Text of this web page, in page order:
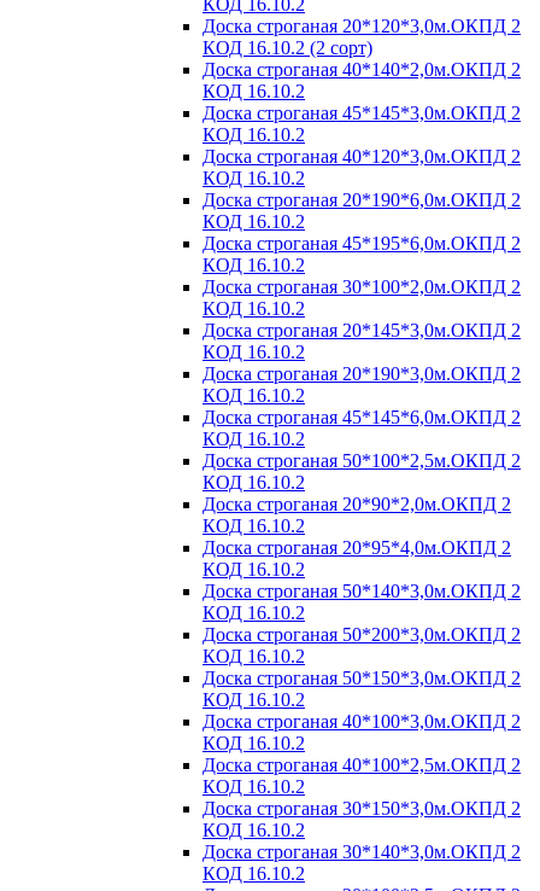
КОД 16.10.2
Доска строганая 20*120*3,0м.ОКПД 2
КОД 16.10.2 (2 сорт)
Доска строганая 40*140*2,0м.ОКПД 2
КОД 16.10.2
Доска строганая 45*145*3,0м.ОКПД 2
КОД 16.10.2
Доска строганая 40*120*3,0м.ОКПД 2
КОД 16.10.2
Доска строганая 20*190*6,0м.ОКПД 2
КОД 16.10.2
Доска строганая 45*195*6,0м.ОКПД 2
КОД 16.10.2
Доска строганая 30*100*2,0м.ОКПД 2
КОД 16.10.2
Доска строганая 20*145*3,0м.ОКПД 2
КОД 16.10.2
Доска строганая 20*190*3,0м.ОКПД 2
КОД 16.10.2
Доска строганая 45*145*6,0м.ОКПД 2
КОД 16.10.2
Доска строганая 50*100*2,5м.ОКПД 2
КОД 16.10.2
Доска строганая 20*90*2,0м.ОКПД 2
КОД 16.10.2
Доска строганая 20*95*4,0м.ОКПД 2
КОД 16.10.2
Доска строганая 50*140*3,0м.ОКПД 2
КОД 16.10.2
Доска строганая 50*200*3,0м.ОКПД 2
КОД 16.10.2
Доска строганая 50*150*3,0м.ОКПД 2
КОД 16.10.2
Доска строганая 40*100*3,0м.ОКПД 2
КОД 16.10.2
Доска строганая 40*100*2,5м.ОКПД 2
КОД 16.10.2
Доска строганая 30*150*3,0м.ОКПД 2
КОД 16.10.2
Доска строганая 30*140*3,0м.ОКПД 2
КОД 16.10.2